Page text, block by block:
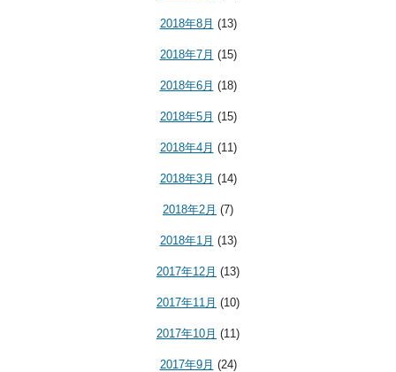
2018年8月 (13)
2018年7月 (15)
2018年6月 (18)
2018年5月 (15)
2018年4月 (11)
2018年3月 (14)
2018年2月 (7)
2018年1月 (13)
2017年12月 (13)
2017年11月 (10)
2017年10月 (11)
2017年9月 (24)